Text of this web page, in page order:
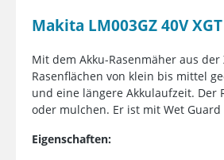
Makita LM003GZ 40V
Mit dem Akku-Rasenmäher aus
Rasenflächen von klein bis mittel
und eine längere Akkulaufzeit. Der
oder mulchen. Er ist mit Wet
Eigenschaften: